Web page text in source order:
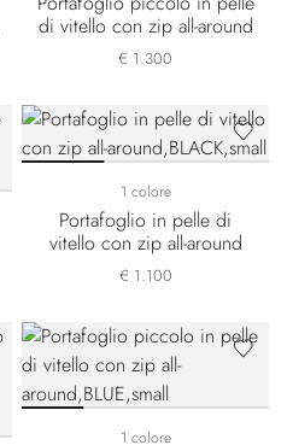
di vitello con zip all-around
€ 1.300
1 colore
Portafoglio in pelle di
vitello con zip all-around
€ 1.100
1 colore